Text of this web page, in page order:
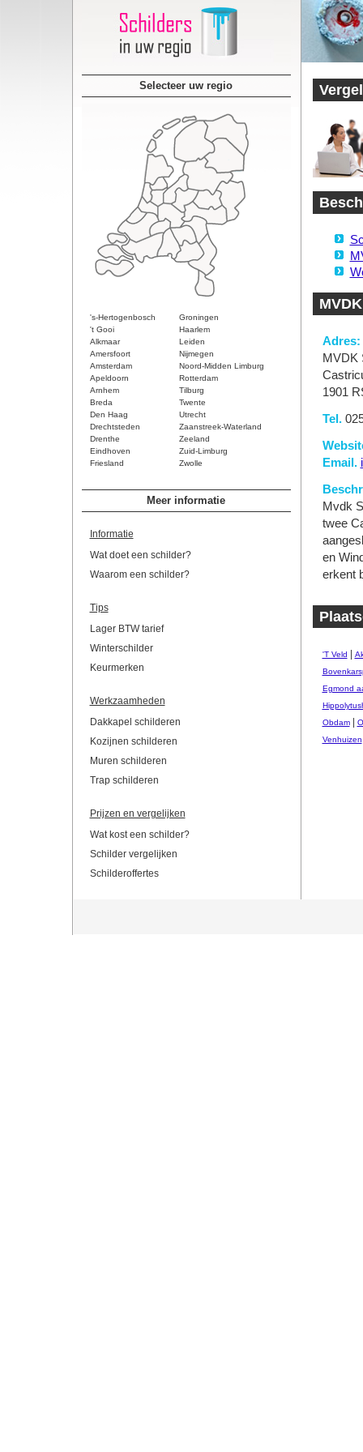
Selecteer uw regio
's-Hertogenbosch
Groningen
't Gooi
Haarlem
Alkmaar
Leiden
Amersfoort
Nijmegen
Amsterdam
Noord-Midden Limburg
Apeldoorn
Rotterdam
Arnhem
Tilburg
Breda
Twente
Den Haag
Utrecht
Drechtsteden
Zaanstreek-Waterland
Drenthe
Zeeland
Eindhoven
Zuid-Limburg
Friesland
Zwolle
Meer informatie
Informatie
Wat doet een schilder?
Waarom een schilder?
Tips
Lager BTW tarief
Winterschilder
Keurmerken
Werkzaamheden
Dakkapel schilderen
Kozijnen schilderen
Muren schilderen
Trap schilderen
Prijzen en vergelijken
Wat kost een schilder?
Schilder vergelijken
Schilderoffertes
Adres:
MVDK
1901
Tel.
Email.
Mvdk
twee
en
erkent
'T Veld
Egmond
Obdam|
Venhuizen